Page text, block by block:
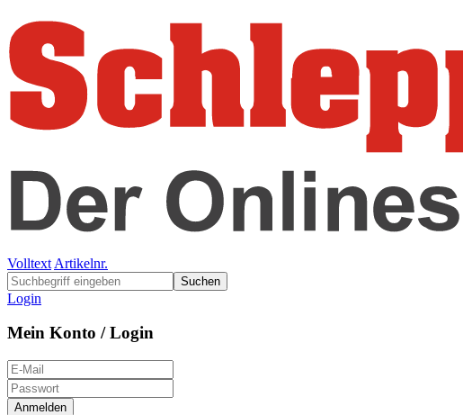
Volltext Artikelnr.
Suchen
Login
Mein Konto / Login